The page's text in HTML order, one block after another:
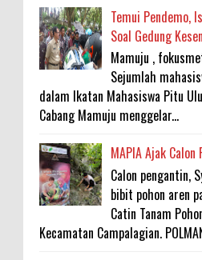
Temui Pendemo,
Soal Gedung
Mamuju ,
Sejumlah
dalam Ikatan Mahasiswa Pitu
Cabang Mamuju menggelar...
MAPIA Ajak
Calon pengantin,
bibit pohon aren
Catin Tanam
Kecamatan Campalagian.